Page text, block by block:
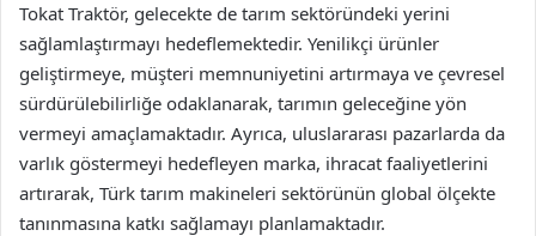
Tokat Traktör, gelecekte de tarım sektöründeki yerini
sağlamlaştırmayı hedeflemektedir. Yenilikçi ürünler
geliştirmeye, müşteri memnuniyetini artırmaya ve çevresel
sürdürülebilirliğe odaklanarak, tarımın geleceğine yön
vermeyi amaçlamaktadır. Ayrıca, uluslararası pazarlarda da
varlık göstermeyi hedefleyen marka, ihracat faaliyetlerini
artırarak, Türk tarım makineleri sektörünün global ölçekte
tanınmasına katkı sağlamayı planlamaktadır.